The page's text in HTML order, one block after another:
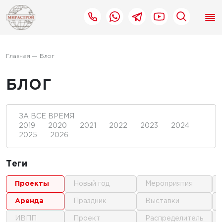
Главная Блог
БЛОГ
ЗА ВСЕ ВРЕМЯ
2019
2020 2021 2022 2023
2024
2025
2026
Теги
проекты
аренда
ИВПП
новый год
праздник
проект
мероприятия
выставки
распределитель